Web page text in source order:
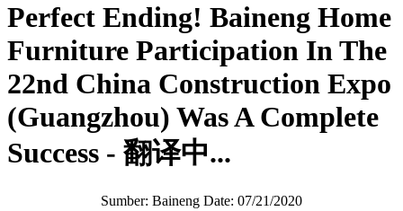
Perfect Ending! Baineng Home
Furniture Participation In The
22nd China Construction Expo
(Guangzhou) Was A Complete
Success - 翻译中...
Sumber: Baineng Date: 07/21/2020